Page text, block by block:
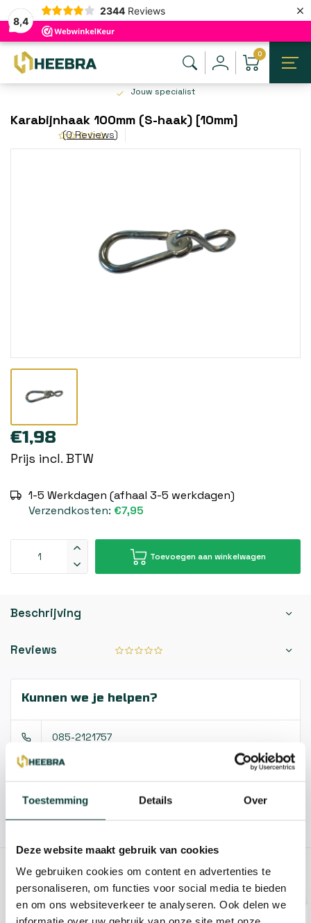
Toestemming Details Over
Deze website maakt gebruik van cookies
We gebruiken cookies om content en advertenties te
personaliseren, om functies voor social media te bieden
en om ons websiteverkeer te analyseren. Ook delen we
8,4
2344 Reviews ×
0
Jouw specialist
Karabijnhaak 100mm (S-haak) [10mm]
(0 Reviews)
€1,98
Prijs incl. BTW
1-5 Werkdagen (afhaal 3-5 werkdagen)
Verzendkosten: €7,95
Toevoegen aan winkelwagen
Beschrijving
Reviews
Kunnen we je helpen?
085-2121757
Hovenier of klusbedrijf? Neem contact met ons op voor
GERELATEERDE PRODUCTEN